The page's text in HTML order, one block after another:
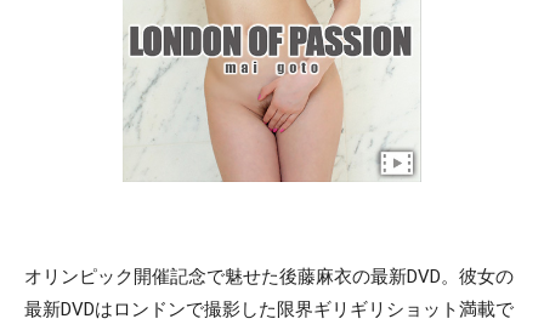
オリンピック開催記念で魅せた後藤麻衣の最新DVD。彼女の
最新DVDはロンドンで撮影した限界ギリギリショット満載で